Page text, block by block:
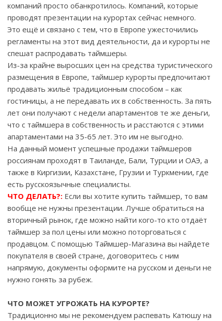
компаний просто обанкротилось. Компаний, которые
проводят презентации на курортах сейчас немного.
Это ещё и связано с тем, что в Европе ужесточились
регламенты на этот вид деятельности, да и курорты не
спешат распродавать таймшеры.
Из-за крайне выросших цен на средства туристического
размещения в Европе, таймшер курорты предпочитают
продавать жильё традиционным способом – как
гостиницы, а не передавать их в собственность. За пять
лет они получают с недели апартаментов те же деньги,
что с таймшера в собственность и расстаются с этими
апартаментами на 35-65 лет. Это им не выгодно.
На данный момент успешные продажи таймшеров
россиянам проходят в Таиланде, Бали, Турции и ОАЭ, а
также в Киргизии, Казахстане, Грузии и Туркмении, где
есть русскоязычные специалисты.
ЧТО ДЕЛАТЬ?: Если вы хотите купить таймшер, то вам
вообще не нужны презентации. Лучше обратиться на
вторичный рынок, где можно найти кого-то кто отдаёт
таймшер за пол цены или можно поторговаться с
продавцом. С помощью Таймшер-Магазина вы найдете
покупателя в своей стране, договоритесь с ним
напрямую, документы оформите на русском и деньги не
нужно гонять за рубеж.
ЧТО МОЖЕТ УГРОЖАТЬ НА КУРОРТЕ?
Традиционно мы не рекомендуем распевать Катюшу на